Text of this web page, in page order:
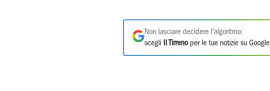
Non lasciare decidere l'algoritmo:
scegli
Il Tirrenoper le tue notizie su Google